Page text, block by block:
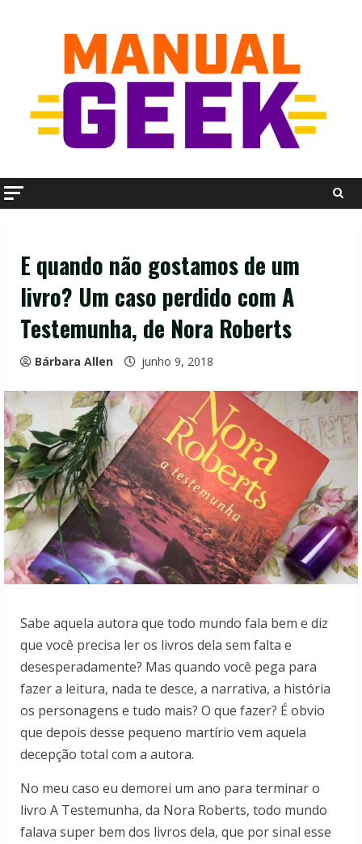
E quando não gostamos de um
livro? Um caso perdido com A
Testemunha, de Nora Roberts
Bárbara Allen junho 9, 2018
Sabe aquela autora que todo mundo fala bem e diz
que você precisa ler os livros dela sem falta e
desesperadamente? Mas quando você pega para
fazer a leitura, nada te desce, a narrativa, a história
os personagens e tudo mais? O que fazer? É obvio
que depois desse pequeno martírio vem aquela
decepção total com a autora.
No meu caso eu demorei um ano para terminar o
livro A Testemunha, da Nora Roberts, todo mundo
falava super bem dos livros dela, que por sinal esse